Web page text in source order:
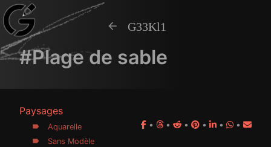
G33Kl1
#Plage de sable
Paysages
• • • • • •
Aquarelle
Sans Modèle